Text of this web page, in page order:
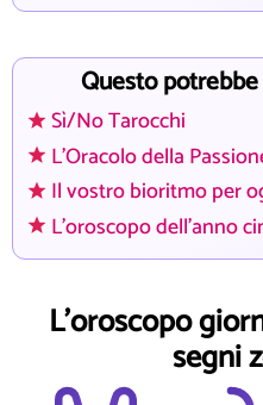
Questo
Sì/No Tarocchi
L'Oracolo della
Il vostro bioritmo per
L'oroscopo dell'anno
L'oroscopo
segni